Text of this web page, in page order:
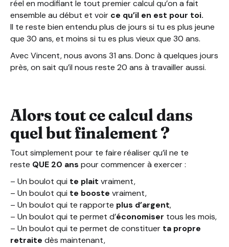
réel en modifiant le tout premier calcul qu’on a fait
ensemble au début et voir ce qu’il en est pour toi.
Il te reste bien entendu plus de jours si tu es plus jeune
que 30 ans, et moins si tu es plus vieux que 30 ans.
Avec Vincent, nous avons 31 ans. Donc à quelques jours
près, on sait qu’il nous reste 20 ans à travailler aussi.
Alors tout ce calcul dans
quel but finalement ?
Tout simplement pour te faire réaliser qu’il ne te
reste QUE 20 ans pour commencer à exercer :
– Un boulot qui te plait vraiment,
– Un boulot qui te booste vraiment,
– Un boulot qui te rapporte plus d’argent,
– Un boulot qui te permet d’économiser tous les mois,
– Un boulot qui te permet de constituer ta propre
retraite dès maintenant,